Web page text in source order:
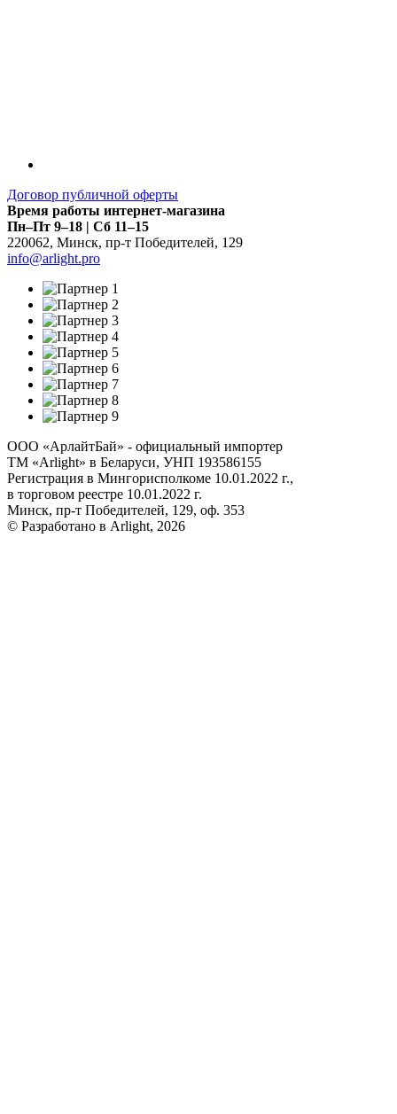
Договор публичной оферты
Время работы интернет-магазина
Пн–Пт 9–18 | Сб 11–15
220062, Минск, пр-т Победителей, 129
info@arlight.pro
ООО «АрлайтБай» - официальный импортер
ТМ «Arlight» в Беларуси, УНП 193586155
Регистрация в Мингорисполкоме 10.01.2022 г.,
в торговом реестре 10.01.2022 г.
Минск, пр-т Победителей, 129, оф. 353
© Разработано в Arlight, 2026